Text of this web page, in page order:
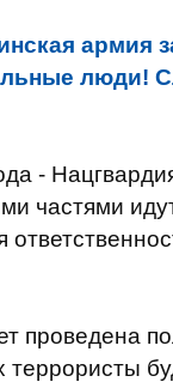
армия
люди!
-
частями
проведена
террористы